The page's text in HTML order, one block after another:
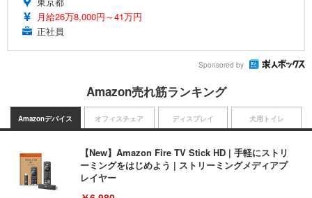
月給26万8,000円～41万円
正社員
Sponsored by
Amazon売れ筋ランキング
Amazonデバイス
【New】Amazon Fire TV Stick HD | 手軽にストリ
ーミングをはじめよう | ストリーミングメディアプ
レイヤー
オフィスチェア ディスプレイ 犬用トイレ